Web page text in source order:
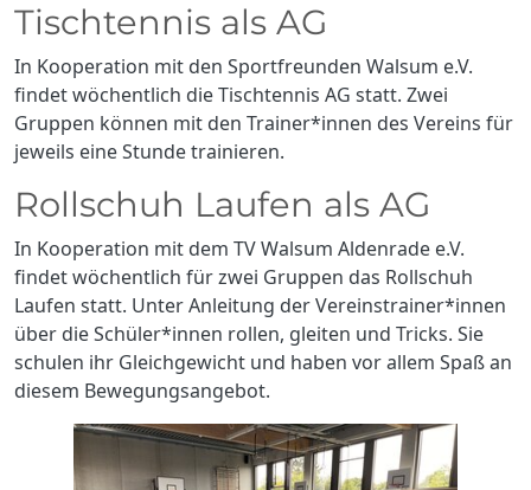
Tischtennis als AG
In Kooperation mit den Sportfreunden Walsum e.V.
findet wöchentlich die Tischtennis AG statt. Zwei
Gruppen können mit den Trainer*innen des Vereins für
jeweils eine Stunde trainieren.
Rollschuh Laufen als AG
In Kooperation mit dem TV Walsum Aldenrade e.V.
findet wöchentlich für zwei Gruppen das Rollschuh
Laufen statt. Unter Anleitung der Vereinstrainer*innen
über die Schüler*innen rollen, gleiten und Tricks. Sie
schulen ihr Gleichgewicht und haben vor allem Spaß an
diesem Bewegungsangebot.